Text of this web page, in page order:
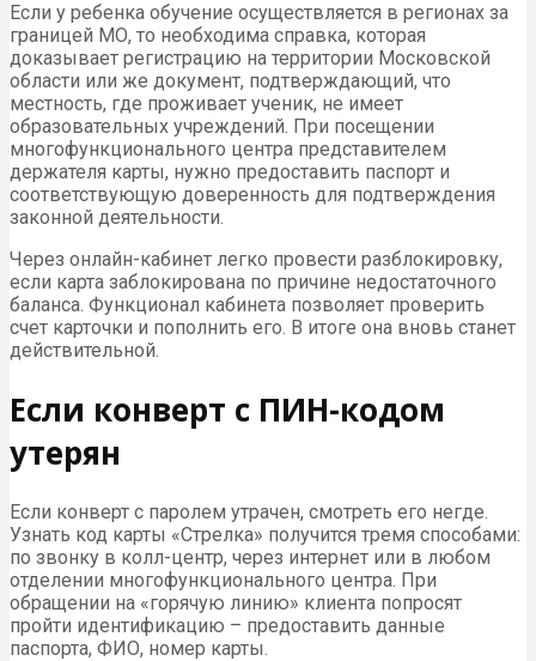
Если у ребенка обучение осуществляется в регионах за
границей МО, то необходима справка, которая
доказывает регистрацию на территории Московской
области или же документ, подтверждающий, что
местность, где проживает ученик, не имеет
образовательных учреждений. При посещении
многофункционального центра представителем
держателя карты, нужно предоставить паспорт и
соответствующую доверенность для подтверждения
законной деятельности.
Через онлайн-кабинет легко провести разблокировку,
если карта заблокирована по причине недостаточного
баланса. Функционал кабинета позволяет проверить
счет карточки и пополнить его. В итоге она вновь станет
действительной.
Если конверт с ПИН-кодом
утерян
Если конверт с паролем утрачен, смотреть его негде.
Узнать код карты «Стрелка» получится тремя способами:
по звонку в колл-центр, через интернет или в любом
отделении многофункционального центра. При
обращении на «горячую линию» клиента попросят
пройти идентификацию – предоставить данные
паспорта, ФИО, номер карты.